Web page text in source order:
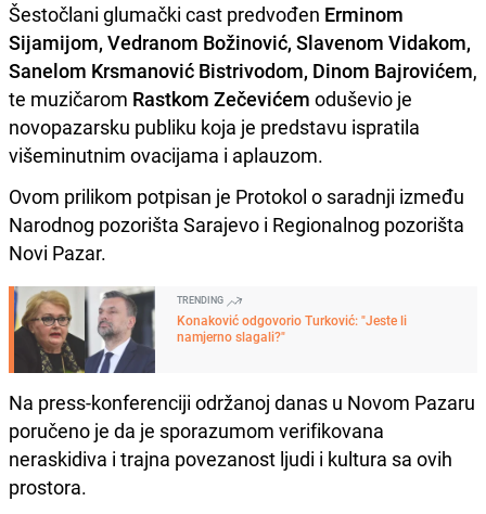
Šestočlani glumački cast predvođen Erminom
Sijamijom, Vedranom Božinović, Slavenom Vidakom,
Sanelom Krsmanović Bistrivodom, Dinom Bajrovićem,
te muzičarom Rastkom Zečevićem oduševio je
novopazarsku publiku koja je predstavu ispratila
višeminutnim ovacijama i aplauzom.
Ovom prilikom potpisan je Protokol o saradnji između
Narodnog pozorišta Sarajevo i Regionalnog pozorišta
Novi Pazar.
TRENDING
Konaković odgovorio Turković: "Jeste li
namjerno slagali?"
Na press-konferenciji održanoj danas u Novom Pazaru
poručeno je da je sporazumom verifikovana
neraskidiva i trajna povezanost ljudi i kultura sa ovih
prostora.